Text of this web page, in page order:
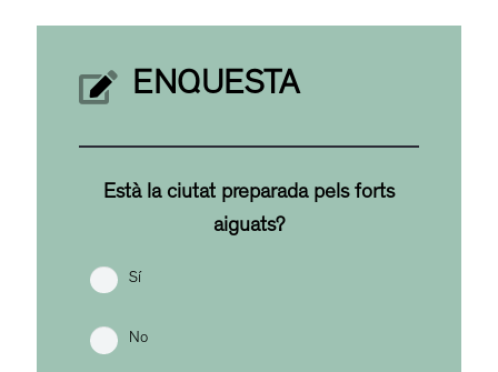
ENQUESTA
Està la ciutat preparada pels forts
aiguats?
Sí
No